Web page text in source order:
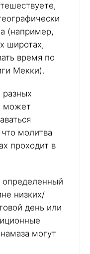
(например,
широтах,
время по
Мекки).
может
молитва
проходит в
определенный
низких/
день или
могут